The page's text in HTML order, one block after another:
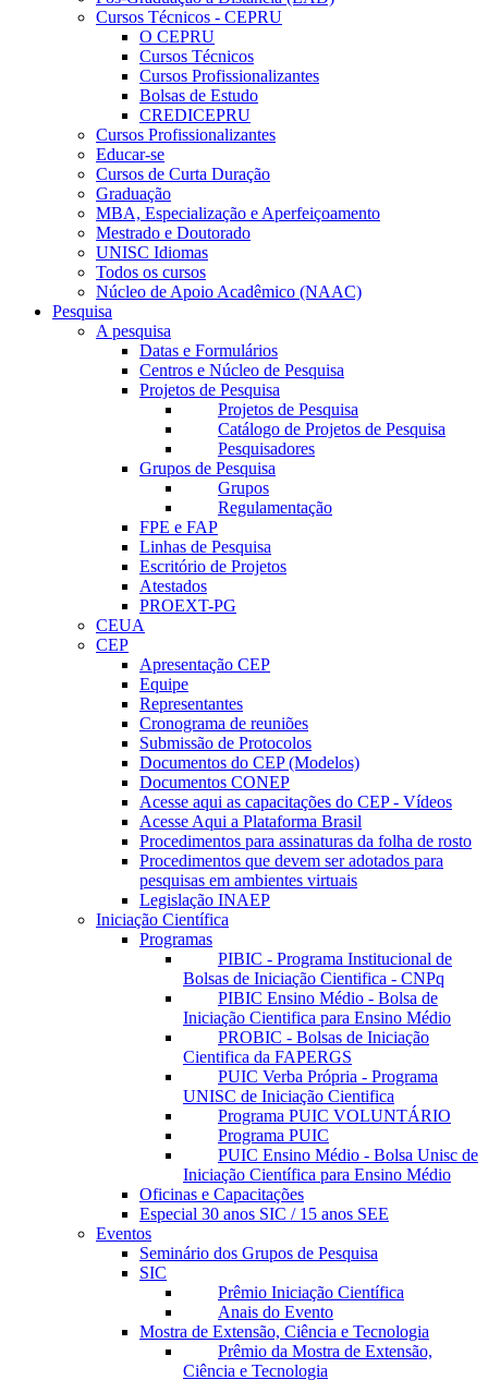
Cursos Técnicos - CEPRU
O CEPRU
Cursos Técnicos
Cursos Profissionalizantes
Bolsas de Estudo
CREDICEPRU
Cursos Profissionalizantes
Educar-se
Cursos de Curta Duração
Graduação
MBA, Especialização e Aperfeiçoamento
Mestrado e Doutorado
UNISC Idiomas
Todos os cursos
Núcleo de Apoio Acadêmico (NAAC)
Pesquisa
A pesquisa
Datas e Formulários
Centros e Núcleo de Pesquisa
Projetos de Pesquisa
Projetos de Pesquisa
Catálogo de Projetos de Pesquisa
Pesquisadores
Grupos de Pesquisa
Grupos
Regulamentação
FPE e FAP
Linhas de Pesquisa
Escritório de Projetos
Atestados
PROEXT-PG
CEUA
CEP
Apresentação CEP
Equipe
Representantes
Cronograma de reuniões
Submissão de Protocolos
Documentos do CEP (Modelos)
Documentos CONEP
Acesse aqui as capacitações do CEP - Vídeos
Acesse Aqui a Plataforma Brasil
Procedimentos para assinaturas da folha de rosto
Procedimentos que devem ser adotados para
pesquisas em ambientes virtuais
Legislação INAEP
Iniciação Científica
Programas
PIBIC - Programa Institucional de
Bolsas de Iniciação Cientifica - CNPq
PIBIC Ensino Médio - Bolsa de
Iniciação Cientifica para Ensino Médio
PROBIC - Bolsas de Iniciação
Cientifica da FAPERGS
PUIC Verba Própria - Programa
UNISC de Iniciação Cientifica
Programa PUIC VOLUNTÁRIO
Programa PUIC
PUIC Ensino Médio - Bolsa Unisc de
Iniciação Científica para Ensino Médio
Oficinas e Capacitações
Especial 30 anos SIC / 15 anos SEE
Eventos
Seminário dos Grupos de Pesquisa
SIC
Prêmio Iniciação Científica
Anais do Evento
Mostra de Extensão, Ciência e Tecnologia
Prêmio da Mostra de Extensão,
Ciência e Tecnologia